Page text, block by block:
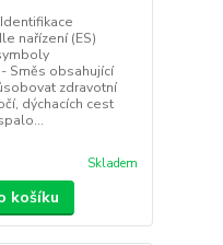
nařízení (ES)
Směs obsahující
zdravotní
dýchacích cest
Skladem
košíku